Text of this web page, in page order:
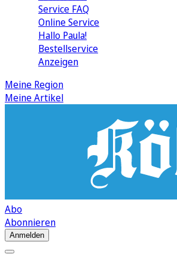
Service FAQ
Online Service
Hallo Paula!
Bestellservice
Anzeigen
Meine Region
Meine Artikel
Abo
Abonnieren
Anmelden